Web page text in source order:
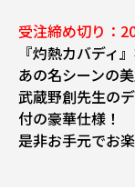
受注締め切り：
『灼熱カバディ
あの名シーンの
武蔵野創先生の
付の豪華仕様！
是非お手元でお